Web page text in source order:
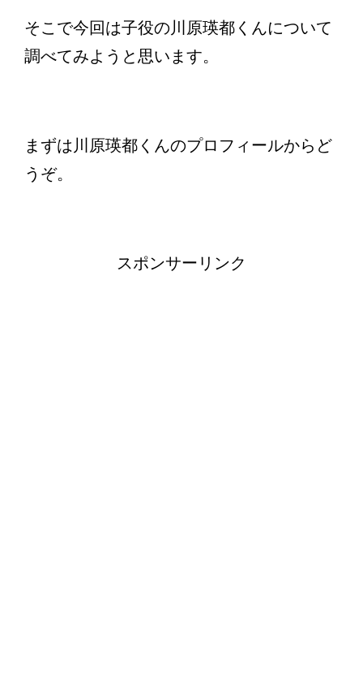
そこで今回は子役の川原瑛都くんについて
調べてみようと思います。
まずは川原瑛都くんのプロフィールからど
うぞ。
スポンサーリンク